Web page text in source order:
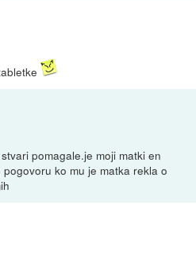
pomagale.je moji matki en
ko mu je matka rekla o